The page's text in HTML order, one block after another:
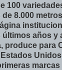
100
de 8.000
años y
produce para